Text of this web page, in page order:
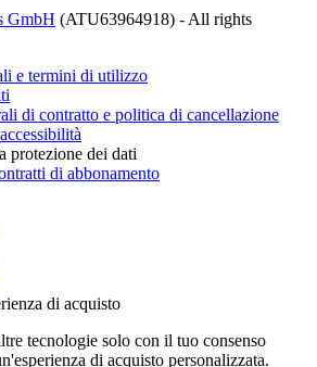
GmbH (ATU63964918) - All rights
e termini di utilizzo
di contratto e politica di cancellazione
protezione dei dati
di abbonamento
di acquisto
tecnologie solo con il tuo consenso
di acquisto personalizzata.